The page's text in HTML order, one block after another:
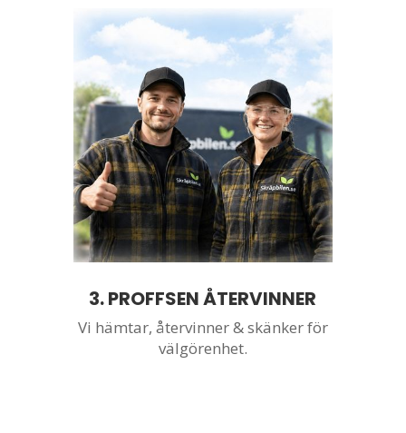
3. PROFFSEN ÅTERVINNER
Vi hämtar, återvinner & skänker för
välgörenhet.